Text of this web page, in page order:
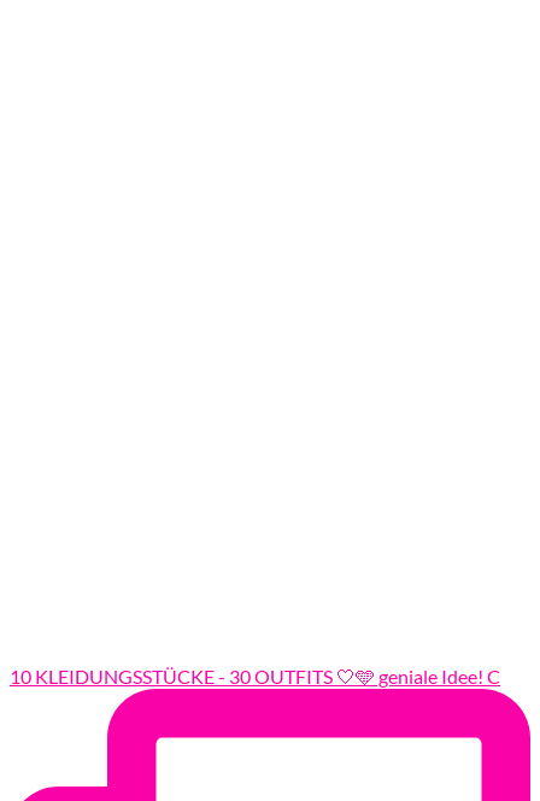
10 KLEIDUNGSSTÜCKE - 30 OUTFITS 🤍🩵 geniale Idee! C